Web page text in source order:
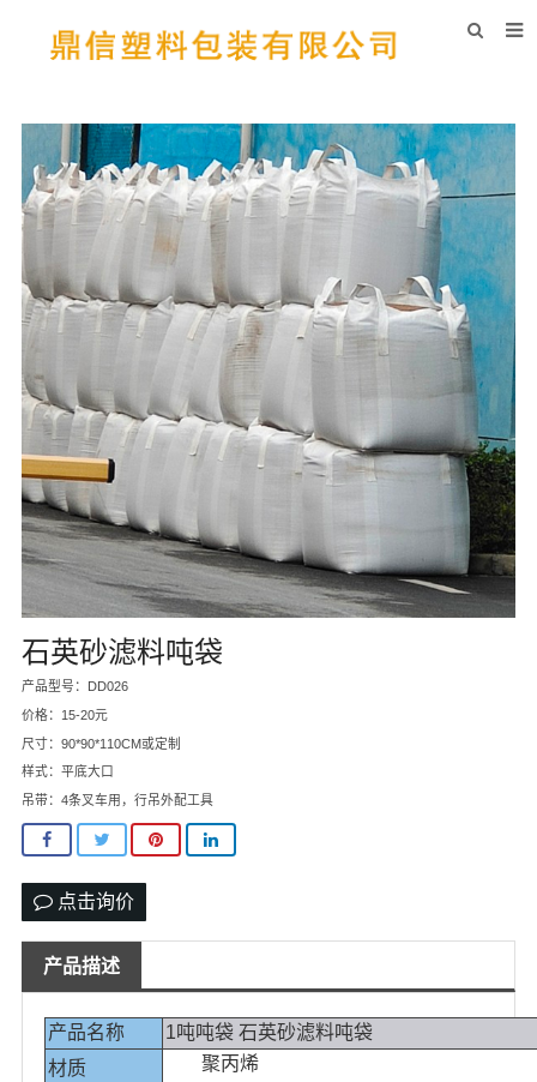
关于我们
吨袋展示
吨袋设备
吨袋新闻
常见问题
在线留言
联系我们
石英砂滤料吨袋
产品型号：DD026
价格：15-20元
尺寸：90*90*110CM或定制
样式：平底大口
吊带：4条叉车用，行吊外配工具
点击询价
产品描述
产品名称
1吨吨袋 石英砂滤料吨袋
材质
聚丙烯